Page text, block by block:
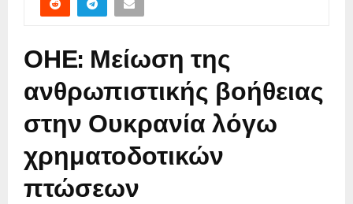
ΟΗΕ: Μείωση της
ανθρωπιστικής βοήθειας
στην Ουκρανία λόγω
χρηματοδοτικών
πτώσεων